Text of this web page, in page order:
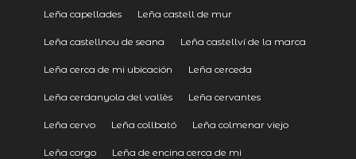
Leña capellades Leña castell de mur
Leña castellnou de seana Leña castellví de la marca
Leña cerca de mi ubicación Leña cerceda
Leña cerdanyola del vallès Leña cervantes
Leña cervo Leña collbató Leña colmenar viejo
Leña corgo Leña de encina cerca de mi